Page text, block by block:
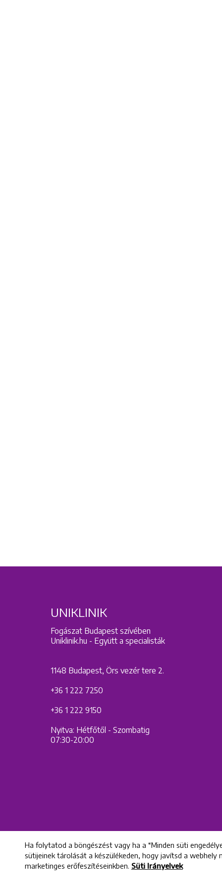
UNIKLINIK
Fogászat Budapest szívében
Uniklinik.hu - Együtt a specialisták
1148 Budapest, Örs vezér tere 2.
+36 1 222 7250
+36 1 222 9150
Nyitva: Hétfőtől - Szombatig
07:30-20:00
Ha folytatod a böngészést vagy ha a “Minden süti
sütijeinek tárolását a készülékeden, hogy javítsd a
marketinges erőfeszítéseinkben. Süti Irányelvek